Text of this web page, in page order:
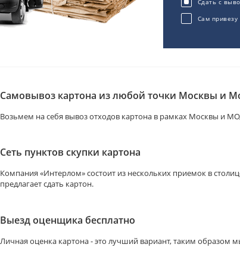
Сам привезу
Самовывоз картона из любой точки Москвы и
Возьмем на себя вывоз отходов картона в рамках Москвы и
Сеть пунктов скупки картона
Компания «Интерлом» состоит из нескольких приемок в
предлагает сдать картон.
Выезд оценщика бесплатно
Личная оценка картона - это лучший вариант, таким образом